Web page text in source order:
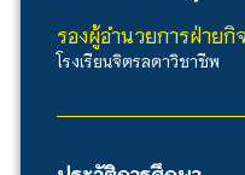
รองผู้อำนวยการฝ่าย
โรงเรียนจิตรลดาวิชาชีพ